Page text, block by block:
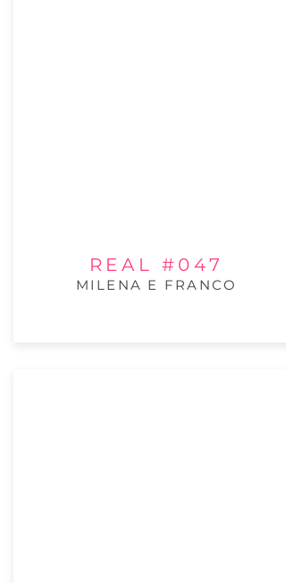
REAL #047
MILENA E FRANCO